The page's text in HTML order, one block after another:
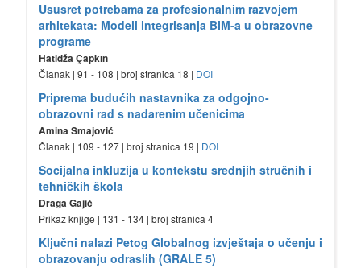
Ususret potrebama za profesionalnim razvojem
arhitekata: Modeli integrisanja BIM-a u obrazovne
programe
Hatidža Çapkın
Članak | 91 - 108 | broj stranica 18 | DOI
Priprema budućih nastavnika za odgojno-
obrazovni rad s nadarenim učenicima
Amina Smajović
Članak | 109 - 127 | broj stranica 19 | DOI
Socijalna inkluzija u kontekstu srednjih stručnih i
tehničkih škola
Draga Gajić
Prikaz knjige | 131 - 134 | broj stranica 4
Ključni nalazi Petog Globalnog izvještaja o učenju i
obrazovanju odraslih (GRALE 5)